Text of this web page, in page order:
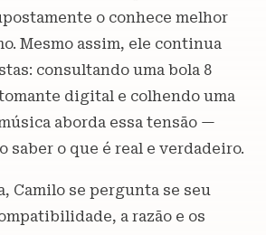
o conhece melhor
Mesmo assim, ele continua
consultando uma bola 8
digital e colhendo uma
aborda essa tensão —
saber o que é real e verdadeiro.
Camilo se pergunta se seu
a razão e os